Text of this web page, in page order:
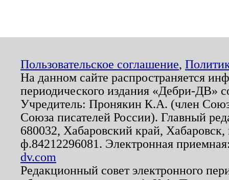
Пользовательское соглашение,
На данном сайте распространяется
периодического издания «Дебри-ДВ»
Учредитель: Пронякин К.А. (член
Союза писателей России). Главный
680032, Хабаровский край,
ф.84212296081. Электронная
dv.com
Редакционный совет электронного